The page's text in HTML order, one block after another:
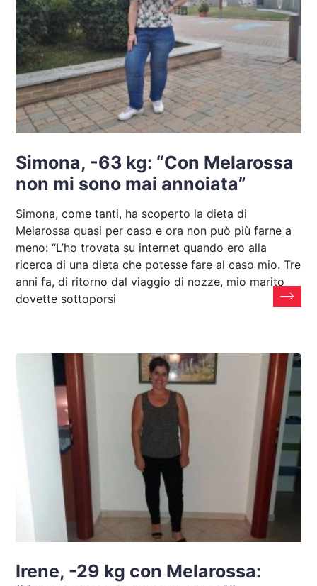
Simona, -63 kg: “Con Melarossa
non mi sono mai annoiata”
Simona, come tanti, ha scoperto la dieta di
Melarossa quasi per caso e ora non può più farne a
meno: “L’ho trovata su internet quando ero alla
ricerca di una dieta che potesse fare al caso mio. Tre
anni fa, di ritorno dal viaggio di nozze, mio marito
dovette sottoporsi
Irene, -29 kg con Melarossa: